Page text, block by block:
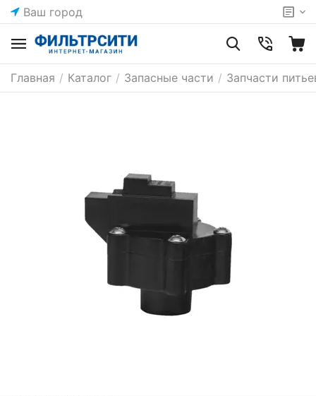
Ваш город
Главная / Каталог / Запасные части / Запчасти